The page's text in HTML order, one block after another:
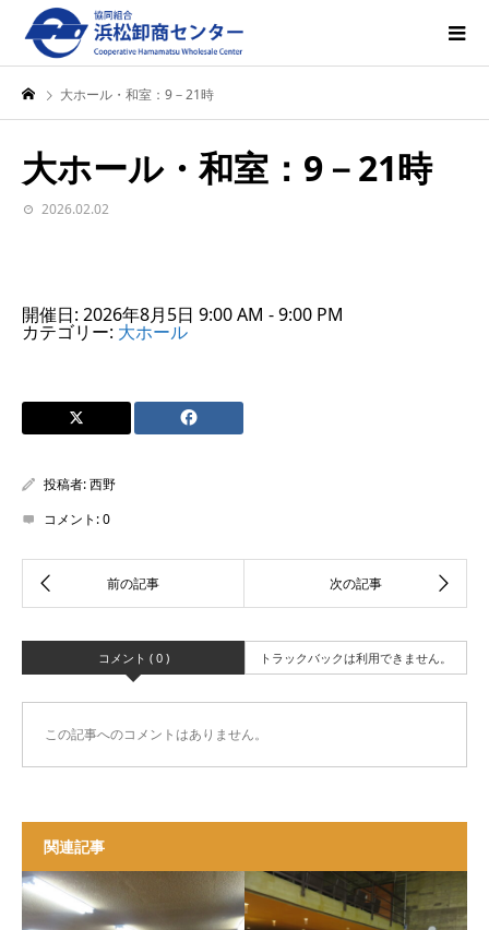
大ホール・和室：9－21時
大ホール・和室：9－21時
2026.02.02
開催日: 2026年8月5日 9:00 AM - 9:00 PM
カテゴリー: 大ホール
投稿者:西野
コメント:0
コメント ( 0 ) トラックバックは利用できません。
この記事へのコメントはありません。
関連記事